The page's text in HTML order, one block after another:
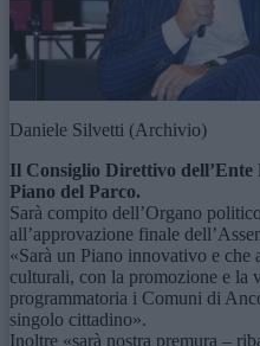
Daniele Silvetti (Archivio)
Il Consiglio Direttivo dell’Ente
Piano del Parco.
Sarà compito dell’Organo
all’approvazione finale
«Sarà un Piano innovativo e
culturali, con la promozione e la
programmatoria i Comuni di
singolo cittadino».
Inoltre «sarà nostra premura –